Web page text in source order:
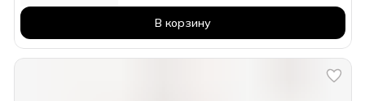
В корзину